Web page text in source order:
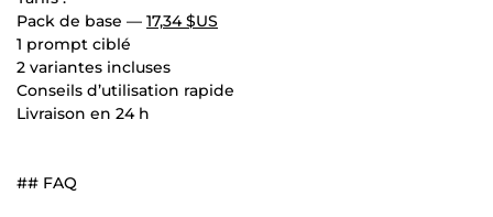
Pack de base — 17,34 $US
1 prompt ciblé
2 variantes incluses
Conseils d’utilisation rapide
Livraison en 24 h
## FAQ